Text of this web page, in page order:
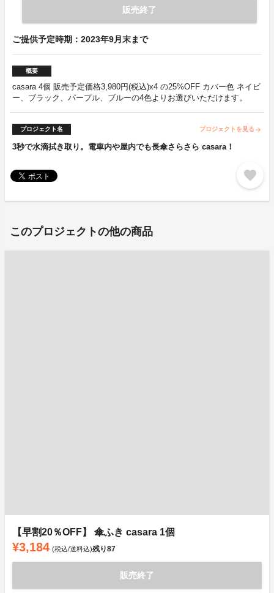
販売終了
ご提供予定時期：2023年9月末まで
概要
casara 4個 販売予定価格3,980円(税込)x4 の25%OFF カバー色 ネイビ
ー、ブラック、パープル、ブルーの4色よりお選びいただけます。
プロジェクト名 プロジェクトを見る arrow_forward
3秒で水滴拭き取り。電車内や屋内でも長傘さらさら casara！
favorite
このプロジェクトの他の商品
【早割20％OFF】 傘ふき casara 1個
¥3,184 (税込/送料込)残り87
販売終了